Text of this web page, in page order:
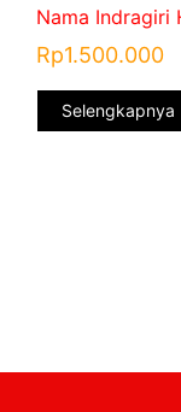
Nama Indragiri
Rp1.500.000
Selengkapnya